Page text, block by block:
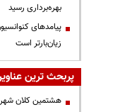
بهره‌برداری رسید
پیامدهای
زیان‌بارتر است
پربحث ترین
هشتمین کلان